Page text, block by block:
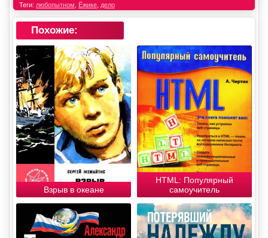
Теги: любопытном Ёжике дело
Похожие:
Взрыв в океане
HTML: Популярный
самоучитель